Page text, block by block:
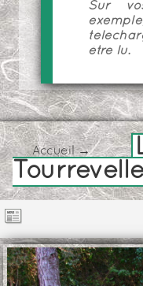
Sur
être lu.
Accueil→